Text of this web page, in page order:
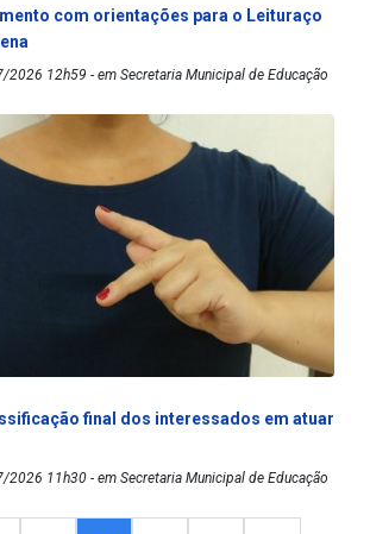
com orientações para o Leituraço
12h59 - em Secretaria Municipal de Educação
final dos interessados em atuar
11h30 - em Secretaria Municipal de Educação